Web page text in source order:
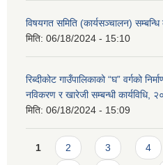
विषयगत समिति (कार्यसञ्चालन) सम्बन्धि
मिति: 06/18/2024 - 15:10
रिब्दीकोट गाउँपालिकाको “घ” वर्गको
नविकरण र खारेजी सम्बन्धी कार्यविधि,
मिति: 06/18/2024 - 15:09
Pages
1 2 3 4